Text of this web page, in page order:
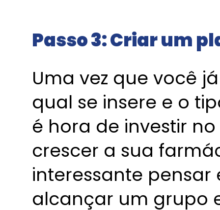
Passo 3: Criar um
Uma vez que você
qual se insere e o
é hora de investir no
crescer a sua
interessante
alcançar um grupo